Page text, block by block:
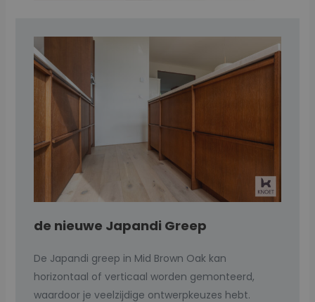
de nieuwe Japandi Greep
De Japandi greep in Mid Brown Oak kan
horizontaal of verticaal worden gemonteerd,
waardoor je veelzijdige ontwerpkeuzes hebt.